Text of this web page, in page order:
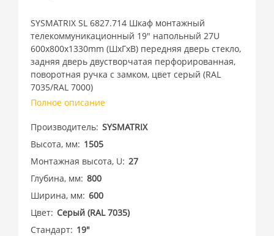
SYSMATRIX SL 6827.714 Шкаф монтажный
телекоммуникационный 19" напольный 27U
600x800x1330mm (ШхГхВ) передняя дверь стекло,
задняя дверь двустворчатая перфорированная,
поворотная ручка с замком, цвет серый (RAL
7035/RAL 7000)
Полное описание
Производитель SYSMATRIX
Высота, мм
1505
Монтажная высота, U 27
Глубина, мм 800
Ширина, мм 600
Цвет Cерый (RAL 7035)
Стандарт 19"